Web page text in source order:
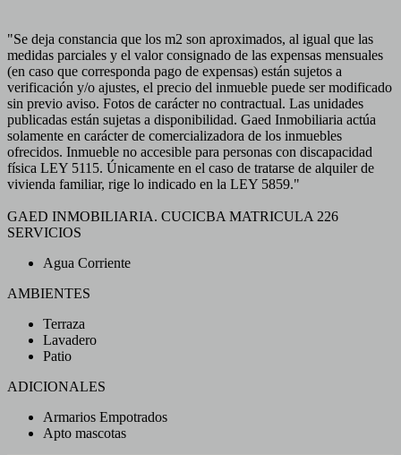
"Se deja constancia que los m2 son aproximados, al igual que las
medidas parciales y el valor consignado de las expensas mensuales
(en caso que corresponda pago de expensas) están sujetos a
verificación y/o ajustes, el precio del inmueble puede ser modificado
sin previo aviso. Fotos de carácter no contractual. Las unidades
publicadas están sujetas a disponibilidad. Gaed Inmobiliaria actúa
solamente en carácter de comercializadora de los inmuebles
ofrecidos. Inmueble no accesible para personas con discapacidad
física LEY 5115. Únicamente en el caso de tratarse de alquiler de
vivienda familiar, rige lo indicado en la LEY 5859."
GAED INMOBILIARIA. CUCICBA MATRICULA 226
SERVICIOS
Agua Corriente
AMBIENTES
Terraza
Lavadero
Patio
ADICIONALES
Armarios Empotrados
Apto mascotas